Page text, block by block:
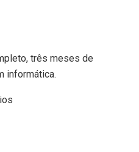
três meses de
informática.